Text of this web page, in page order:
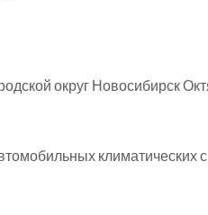
округ Новосибирск
климатических